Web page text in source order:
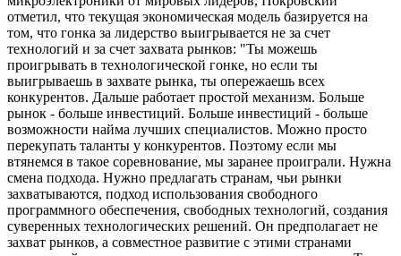
отметил, что текущая экономическая модель базируется на
том, что гонка за лидерство выигрывается не за счет
технологий и за счет захвата рынков: "Ты можешь
проигрывать в технологической гонке, но если ты
выигрываешь в захвате рынка, ты опережаешь всех
конкурентов. Дальше работает простой механизм. Больше
рынок - больше инвестиций. Больше инвестиций - больше
возможности найма лучших специалистов. Можно просто
перекупать таланты у конкурентов. Поэтому если мы
втянемся в такое соревнование, мы заранее проиграли. Нужна
смена подхода. Нужно предлагать странам, чьи рынки
захватываются, подход использования свободного
программного обеспечения, свободных технологий, создания
суверенных технологических решений. Он предполагает не
захват рынков, а совместное развитие с этими странами